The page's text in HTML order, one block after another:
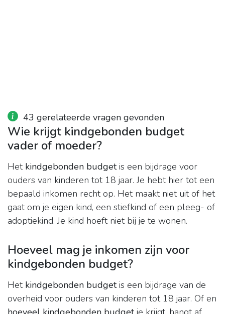
43 gerelateerde vragen gevonden
Wie krijgt kindgebonden budget
vader of moeder?
Het kindgebonden budgetis een bijdrage voor
ouders van kinderen tot 18 jaar. Je hebt hier tot een
bepaald inkomen recht op. Het maakt niet uit of het
gaat om je eigen kind, een stiefkind of een pleeg- of
adoptiekind. Je kind hoeft niet bij je te wonen.
Hoeveel mag je inkomen zijn voor
kindgebonden budget?
Het kindgebonden budgetis een bijdrage van de
overheid voor ouders van kinderen tot 18 jaar. Of en